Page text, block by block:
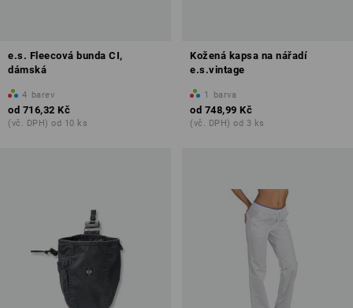
e.s. Fleecová bunda CI,
dámská
4 barev
od 716,32 Kč
(vč. DPH) od 10 ks
Kožená kapsa na nářadí
e.s.vintage
1 barva
od 748,99 Kč
(vč. DPH) od 3 ks